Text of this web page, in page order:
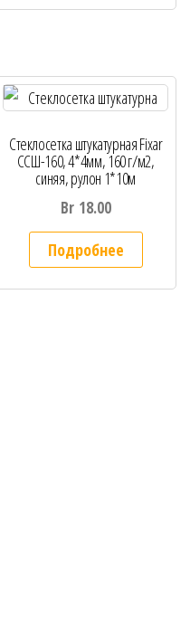
Стеклосетка штукатурная Fixar
ССШ-160, 4*4мм, 160 г/м2,
синяя, рулон 1*10м
Br 18.00
Подробнее